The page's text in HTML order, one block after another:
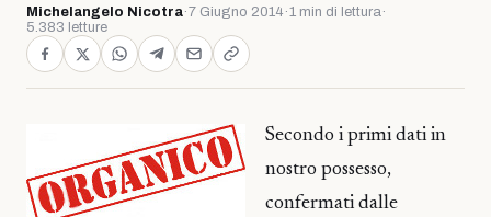
Michelangelo Nicotra·7 Giugno 2014 ·1 min di lettura·
5.383 letture
Secondo i primi dati in
nostro possesso,
confermati dalle